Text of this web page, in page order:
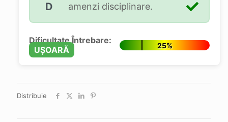
D amenzi disciplinare.
Dificultate Întrebare:
UȘOARĂ
25%
Distribuie